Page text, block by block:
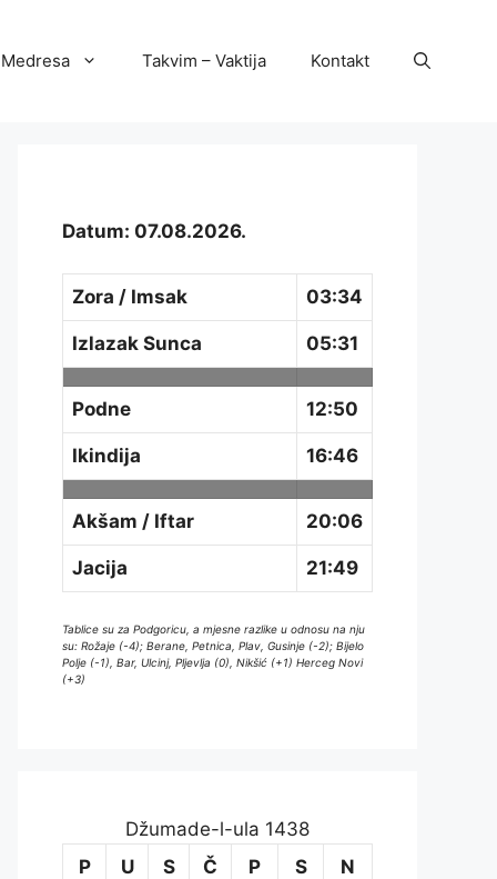
Medresa Takvim – Vaktija Kontakt
Datum: 07.08.2026.
Zora / Imsak 03:34
Izlazak Sunca 05:31
Podne 12:50
Ikindija 16:46
Akšam / Iftar 20:06
Jacija 21:49
Tablice su za Podgoricu, a mjesne razlike u odnosu na nju
su: Rožaje (-4); Berane, Petnica, Plav, Gusinje (-2); Bijelo
Polje (-1), Bar, Ulcinj, Pljevlja (0), Nikšić (+1) Herceg Novi
(+3)
Džumade-l-ula 1438
P
U S Č P S N